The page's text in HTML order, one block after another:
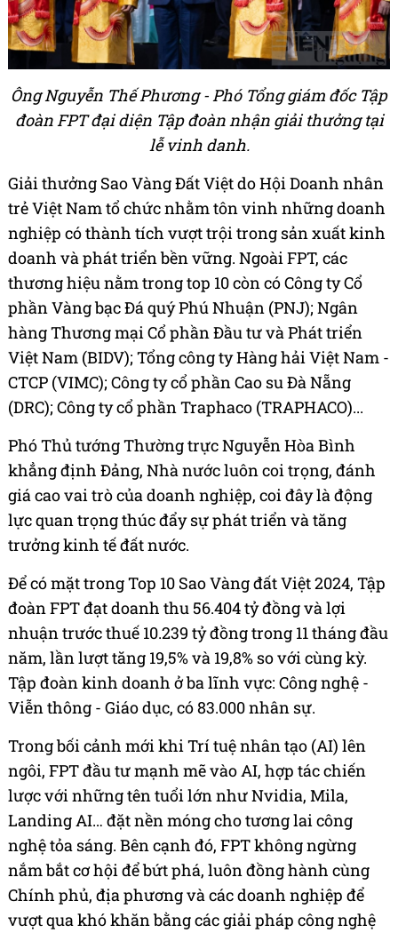
Ông Nguyễn Thế Phương - Phó Tổng giám đốc Tập
đoàn FPT đại diện Tập đoàn nhận giải thưởng tại
lễ vinh danh.
Giải thưởng Sao Vàng Đất Việt do Hội Doanh nhân
trẻ Việt Nam tổ chức nhằm tôn vinh những doanh
nghiệp có thành tích vượt trội trong sản xuất kinh
doanh và phát triển bền vững. Ngoài FPT, các
thương hiệu nằm trong top 10 còn có Công ty Cổ
phần Vàng bạc Đá quý Phú Nhuận (PNJ); Ngân
hàng Thương mại Cổ phần Đầu tư và Phát triển
Việt Nam (BIDV); Tổng công ty Hàng hải Việt Nam -
CTCP (VIMC); Công ty cổ phần Cao su Đà Nẵng
(DRC); Công ty cổ phần Traphaco (TRAPHACO)...
Phó Thủ tướng Thường trực Nguyễn Hòa Bình
khẳng định Đảng, Nhà nước luôn coi trọng, đánh
giá cao vai trò của doanh nghiệp, coi đây là động
lực quan trọng thúc đẩy sự phát triển và tăng
trưởng kinh tế đất nước.
Để có mặt trong Top 10 Sao Vàng đất Việt 2024, Tập
đoàn FPT đạt doanh thu 56.404 tỷ đồng và lợi
nhuận trước thuế 10.239 tỷ đồng trong 11 tháng đầu
năm, lần lượt tăng 19,5% và 19,8% so với cùng kỳ.
Tập đoàn kinh doanh ở ba lĩnh vực: Công nghệ -
Viễn thông - Giáo dục, có 83.000 nhân sự.
Trong bối cảnh mới khi Trí tuệ nhân tạo (AI) lên
ngôi, FPT đầu tư mạnh mẽ vào AI, hợp tác chiến
lược với những tên tuổi lớn như Nvidia, Mila,
Landing AI… đặt nền móng cho tương lai công
nghệ tỏa sáng. Bên cạnh đó, FPT không ngừng
nắm bắt cơ hội để bứt phá, luôn đồng hành cùng
Chính phủ, địa phương và các doanh nghiệp để
vượt qua khó khăn bằng các giải pháp công nghệ